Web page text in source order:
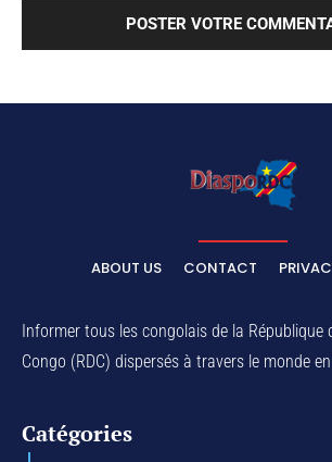
ABOUT US CONTACT
Informer tous les congolais de la République
Congo (RDC) dispersés à travers le monde
Catégories